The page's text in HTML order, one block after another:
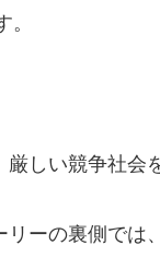
しい競争社会
ーの裏側では